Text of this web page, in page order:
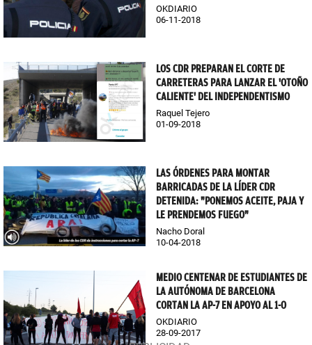
OKDIARIO
06-11-2018
LOS CDR PREPARAN EL CORTE DE
CARRETERAS PARA LANZAR EL 'OTOÑO
CALIENTE' DEL INDEPENDENTISMO
Raquel Tejero
01-09-2018
LAS ÓRDENES PARA MONTAR
BARRICADAS DE LA LÍDER CDR
DETENIDA: "PONEMOS ACEITE, PAJA Y
LE PRENDEMOS FUEGO"
Nacho Doral
10-04-2018
MEDIO CENTENAR DE ESTUDIANTES DE
LA AUTÓNOMA DE BARCELONA
CORTAN LA AP-7 EN APOYO AL 1-O
OKDIARIO
28-09-2017